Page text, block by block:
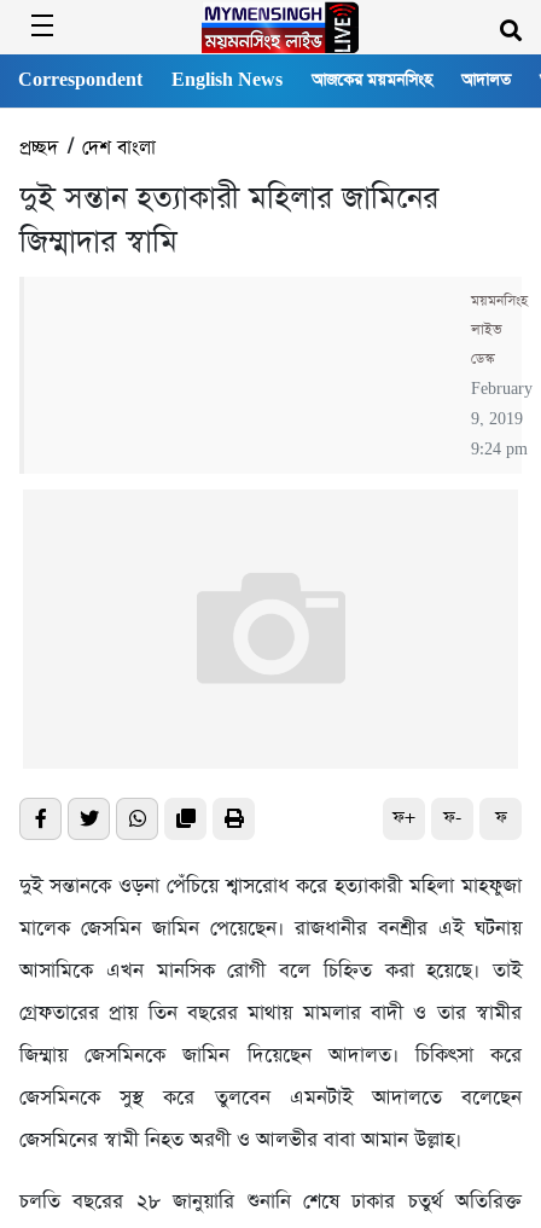
Correspondent English News আজকের ময়মনসিংহ আদালত
প্রচ্ছদ/ দেশ বাংলা
দুই সন্তান হত্যাকারী মহিলার জামিনের
জিম্মাদার স্বামি
ময়মনসিংহ
লাইভ
ডেস্ক
February
9, 2019
9:24 pm
ফ+ ফ- ফ
দুই সন্তানকে ওড়না পেঁচিয়ে শ্বাসরোধ করে হত্যাকারী মহিলা মাহফুজা
মালেক জেসমিন জামিন পেয়েছেন। রাজধানীর বনশ্রীর এই ঘটনায়
আসামিকে এখন মানসিক রোগী বলে চিহ্নিত করা হয়েছে। তাই
গ্রেফতারের প্রায় তিন বছরের মাথায় মামলার বাদী ও তার স্বামীর
জিম্মায় জেসমিনকে জামিন দিয়েছেন আদালত। চিকিৎসা করে
জেসমিনকে সুস্থ করে তুলবেন এমনটাই আদালতে বলেছেন
জেসমিনের স্বামী নিহত অরণী ও আলভীর বাবা আমান উল্লাহ।
চলতি বছরের ২৮ জানুয়ারি শুনানি শেষে ঢাকার চতুর্থ অতিরিক্ত